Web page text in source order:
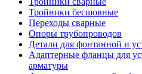
Тройники бесшовные
Переходы сварные
Опоры трубопроводов
Детали для фонтанной и
Адаптерные фланцы для
арматуры